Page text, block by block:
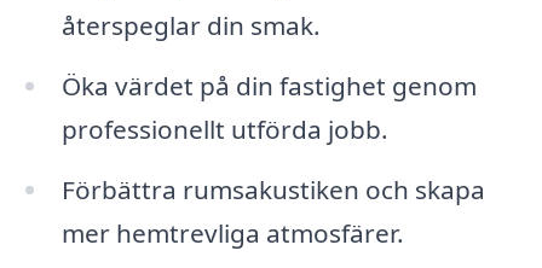
återspeglar din smak.
Öka värdet på din fastighet genom
professionellt utförda jobb.
Förbättra rumsakustiken och skapa
mer hemtrevliga atmosfärer.